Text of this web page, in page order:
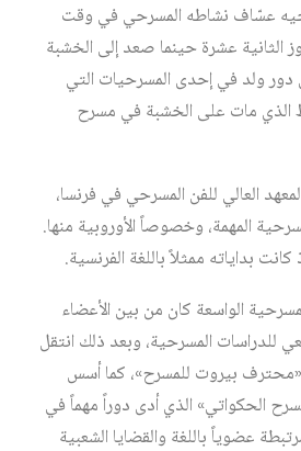
عسّاف نشاطه المسرحي في وقت
الثانية عشرة حينما صعد إلى الخشبة
دور ولد في إحدى المسرحيات التي
الذي مات على الخشبة في مسرح
العالي للفن المسرحي في فرنسا،
المهمة، وخصوصاً الأوروبية منها.
بداياته ممثلاً باللغة الفرنسية.
الواسعة كان من بين الأعضاء
للدراسات المسرحية، وبعد ذلك انتقل
«محترف بيروت للمسرح»، كما أسس
الحكواتي» الذي أدى دوراً مهماً في
عضوياً باللغة والقضايا الشعبية